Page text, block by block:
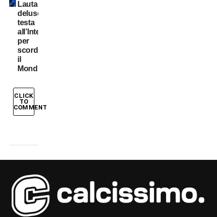
Lautaro
deluso:
testa
all’Inter
per
scordare
il
Mondiale
CLICK
TO
COMMENT